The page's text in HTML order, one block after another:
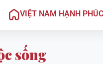
VIỆT NAM HẠNH PHÚC
sống